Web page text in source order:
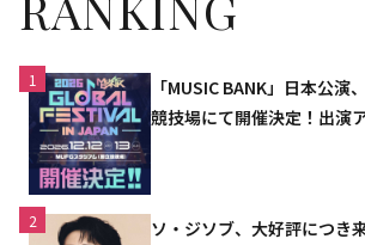
1
「MUSIC BANK」日本公演
競技場にて開催決定！出演
2
ソ・ジソブ、大好評につき